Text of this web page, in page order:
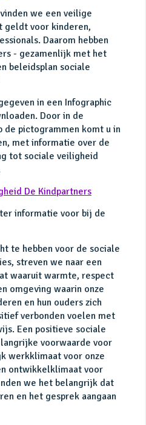
we een veilige
geldt voor kinderen,
Daarom hebben
- gezamenlijk met het
beleidsplan sociale
in een Infographic
Door in de
de pictogrammen komt u in
met informatie over de
tot sociale veiligheid
De Kindpartners
informatie voor bij de
te hebben voor de sociale
streven we naar een
waaruit warmte, respect
omgeving waarin onze
en hun ouders zich
verbonden voelen met
Een positieve sociale
voorwaarde voor
werkklimaat voor onze
ontwikkelklimaat voor
we het belangrijk dat
en het gesprek aangaan